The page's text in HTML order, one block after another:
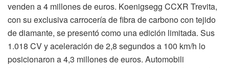
venden a 4 millones de euros. Koenigsegg CCXR Trevita,
con su exclusiva carrocería de fibra de carbono con tejido
de diamante, se presentó como una edición limitada. Sus
1.018 CV y aceleración de 2,8 segundos a 100 km/h lo
posicionaron a 4,3 millones de euros. Automobili